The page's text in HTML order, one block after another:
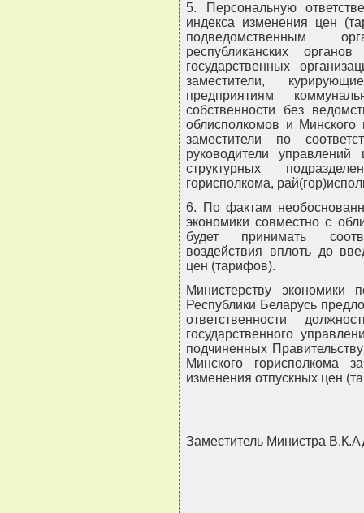
5. Персональную
индекса изменения цен
подведомственным
республиканских
государственных
заместители,
предприятиям
собственности без
облисполкомов и Минского
заместители по
руководители
структурных
горисполкома,
6. По фактам
экономики совместно с
будет принимать
воздействия вплоть до
цен (тарифов).
Министерству экономики
Республики Беларусь
ответственности
государственного
подчиненных
Минского горисполкома
изменения отпускных цен
Заместитель Министра